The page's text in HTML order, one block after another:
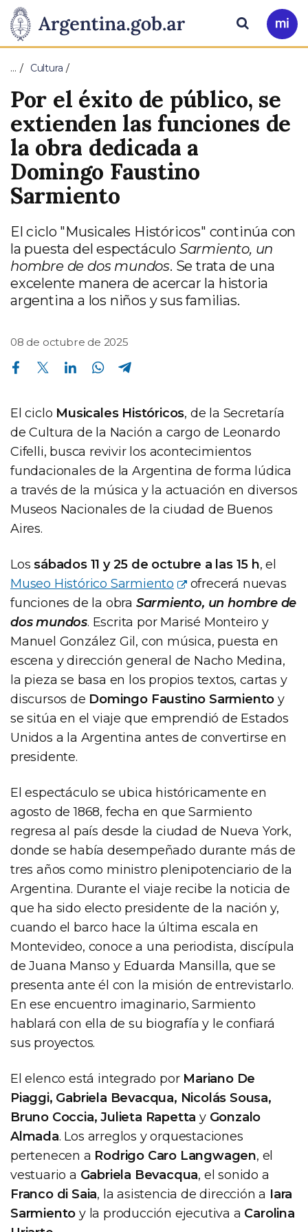
Presidencia
de
la
Nación
Pasar al contenido principal
Ir
a
Buscar
… Cultura
Por el éxito de público, se
extienden las funciones de
la obra dedicada a
Domingo Faustino
Sarmiento
El ciclo "Musicales Históricos" continúa con
la puesta del espectáculo Sarmiento, un
hombre de dos mundos. Se trata de una
excelente manera de acercar la historia
argentina a los niños y sus familias.
08 de octubre de 2025
Compartir en Facebook Compartir en Twitter Compartir en Linkedin Compartir en Whatsapp
El ciclo Musicales Históricos, de la Secretaría
de Cultura de la Nación a cargo de Leonardo
Cifelli, busca revivir los acontecimientos
fundacionales de la Argentina de forma lúdica
a través de la música y la actuación en diversos
Museos Nacionales de la ciudad de Buenos
Aires.
Lossábados 11 y 25 de octubre a las 15 h, el
Museo Histórico Sarmiento
ofrecerá nuevas
funciones de la obra Sarmiento, un hombre de
dos mundos. Escrita por Marisé Monteiro y
Manuel González Gil, con música, puesta en
escena y dirección general de Nacho Medina,
la pieza se basa en los propios textos, cartas y
discursos de Domingo Faustino Sarmiento y
se sitúa en el viaje que emprendió de Estados
Unidos a la Argentina antes de convertirse en
presidente.
El espectáculo se ubica históricamente en
agosto de 1868, fecha en que Sarmiento
regresa al país desde la ciudad de Nueva York,
donde se había desempeñado durante más de
tres años como ministro plenipotenciario de la
Argentina. Durante el viaje recibe la noticia de
que ha sido electo presidente de la nación y,
cuando el barco hace la última escala en
Montevideo, conoce a una periodista, discípula
de Juana Manso y Eduarda Mansilla, que se
presenta ante él con la misión de entrevistarlo.
En ese encuentro imaginario, Sarmiento
hablará con ella de su biografía y le confiará
sus proyectos.
El elenco está integrado por Mariano De
Piaggi, Gabriela Bevacqua, Nicolás Sousa,
Bruno Coccia, Julieta Rapetta y Gonzalo
Almada. Los arreglos y orquestaciones
pertenecen a Rodrigo Caro Langwagen, el
vestuario a Gabriela Bevacqua, el sonido a
Franco di Saia, la asistencia de dirección a Iara
Sarmiento y la producción ejecutiva a Carolina